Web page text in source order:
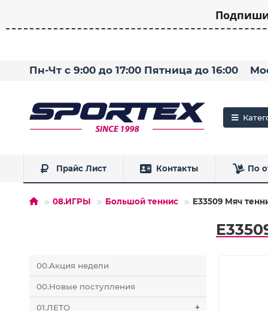
Пн-Чт с 9:00 до 17:00 Пятница до 16:00
Прайс Лист Контакты По
08.ИГРЫ Большой теннис E33509 Мяч
00.Акция недели
00.Новые поступления
01.ЛЕТО +